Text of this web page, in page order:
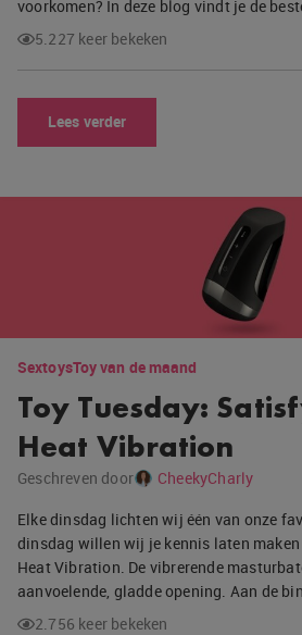
voorkomen? In deze blog vindt je de
5.227 keer bekeken
Lees verder
SextoysToy van de maand
Toy Tuesday:
Heat Vibration
Geschreven door
CheekyCharly
Elke dinsdag lichten wij één van onze
dinsdag willen wij je kennis laten
Heat Vibration. De vibrerende
aanvoelende, gladde opening. Aan de
2.756 keer bekeken